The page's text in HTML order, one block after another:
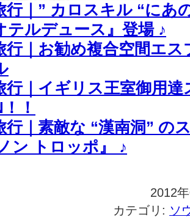
行｜” カロスキル “にあ
テルデュース』登場 ♪
行｜お勧め複合空間エ
行｜イギリス王室御用
！
行｜素敵な “漢南洞” の
ン トロッポ』 ♪
2012
カテゴリ: ソ